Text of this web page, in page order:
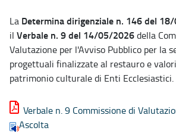
La Determina dirigenziale n. 146 del
il Verbale n. 9 del 14/05/2026della
Valutazione per l'Avviso Pubblico per la
progettuali finalizzate al restauro e
patrimonio culturale di Enti Ecclesiastici.
Verbale n. 9 Commissione di
Ascolta